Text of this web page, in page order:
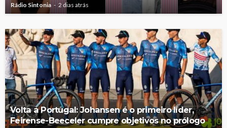
Rádio Sintonia 2 dias atrás
Volta a Portugal: Johansen é o primeiro líder,
Feirense-Beeceler cumpre objetivos no prólogo